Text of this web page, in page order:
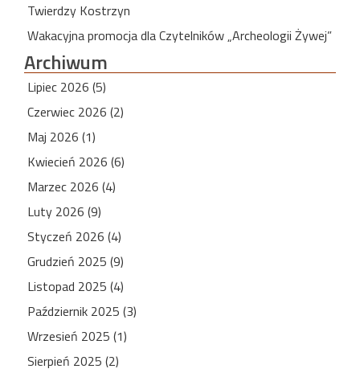
Twierdzy Kostrzyn
Wakacyjna promocja dla Czytelników „Archeologii Żywej”
Archiwum
Lipiec 2026 (5)
Czerwiec 2026 (2)
Maj 2026 (1)
Kwiecień 2026 (6)
Marzec 2026 (4)
Luty 2026 (9)
Styczeń 2026 (4)
Grudzień 2025 (9)
Listopad 2025 (4)
Październik 2025 (3)
Wrzesień 2025 (1)
Sierpień 2025 (2)